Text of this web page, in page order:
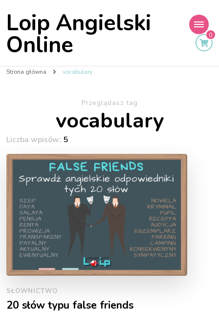
Loip Angielski
Online 0
Strona główna vocabulary
Przeglądasz tag
vocabulary
Liczba wpisów: 5
SŁOWNICTWO
20 słów typu false friends